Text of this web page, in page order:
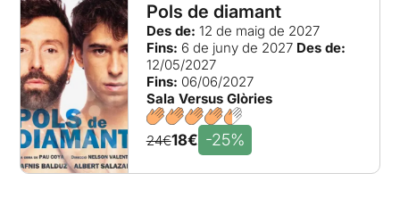
Pols de diamant
Des de: 12 de maig de 2027
Fins: 6 de juny de 2027 Des de:
12/05/2027
Fins: 06/06/2027
Sala Versus Glòries
24€18€ -25%